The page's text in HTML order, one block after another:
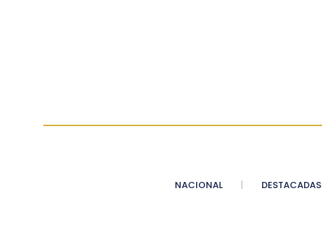
NACIONAL DESTACADAS